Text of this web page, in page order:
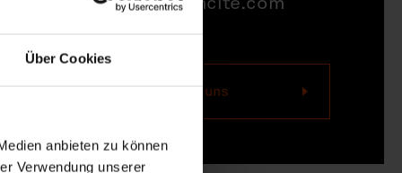
Über Cookies
anbieten zu können
Verwendung unserer
Kontaktieren Sie uns